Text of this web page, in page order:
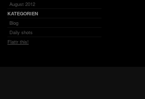
August 2012
KATEGORIEN
Blog
Daily shots
Flattr this!